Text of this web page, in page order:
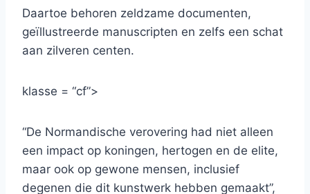
Daartoe behoren zeldzame documenten,
geïllustreerde manuscripten en zelfs een schat
aan zilveren centen.
klasse = “cf”>
“De Normandische verovering had niet alleen
een impact op koningen, hertogen en de elite,
maar ook op gewone mensen, inclusief
degenen die dit kunstwerk hebben gemaakt”,